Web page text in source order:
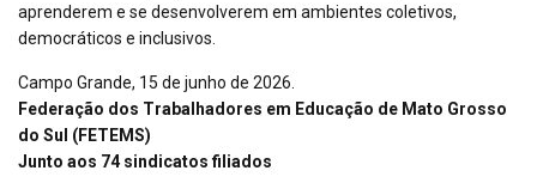
aprenderem e se desenvolverem em ambientes coletivos,
democráticos e inclusivos.
Campo Grande, 15 de junho de 2026.
Federação dos Trabalhadores em Educação de Mato Grosso
do Sul (FETEMS)
Junto aos 74 sindicatos filiados